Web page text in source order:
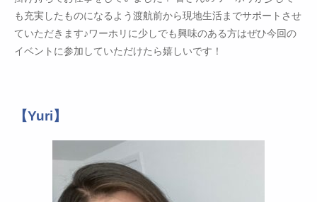
も充実したものになるよう渡航前から現地生活までサポートさせ
ていただきます♪ワーホリに少しでも興味のある方はぜひ今回の
イベントに参加していただけたら嬉しいです！
【Yuri】